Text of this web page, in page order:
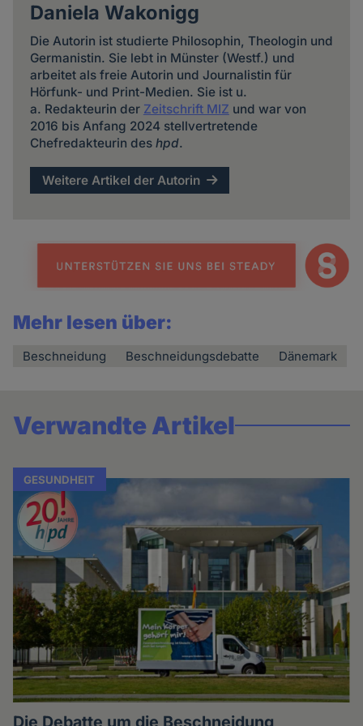
Daniela Wakonigg
Die Autorin ist studierte Philosophin, Theologin und
Germanistin. Sie lebt in Münster (Westf.) und
arbeitet als freie Autorin und Journalistin für
Hörfunk- und Print-Medien. Sie ist u.
a. Redakteurin der Zeitschrift MIZ und war von
2016 bis Anfang 2024 stellvertretende
Chefredakteurin des hpd.
Weitere Artikel der Autorin
Mehr lesen über:
Beschneidung Beschneidungsdebatte Dänemark
Verwandte Artikel
GESUNDHEIT
Die Debatte um die Beschneidung